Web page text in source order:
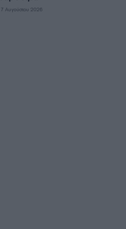
7 Αυγούστου 2026